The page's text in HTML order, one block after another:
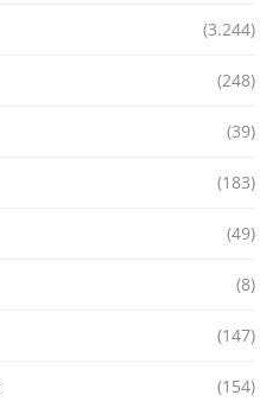
(3.244)
(248)
(39)
(183)
(49)
(8)
(147)
(154)